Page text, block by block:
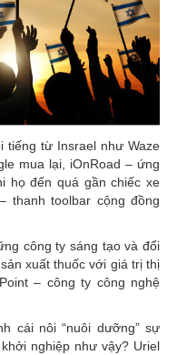
tiếng từ Insrael như Waze
mua lại, iOnRoad – ứng
họ đến quá gần chiếc xe
thanh toolbar cộng đồng
công ty sáng tạo và đổi
xuất thuốc với giá trị thị
– công ty công nghệ
cái nôi “nuôi dưỡng” sự
nghiệp như vậy? Uriel